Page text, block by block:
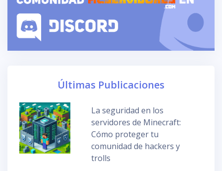
Últimas Publicaciones
La seguridad en los
servidores de Minecraft:
Cómo proteger tu
comunidad de hackers y
trolls